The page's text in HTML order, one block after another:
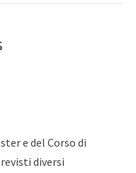
e del Corso di
diversi